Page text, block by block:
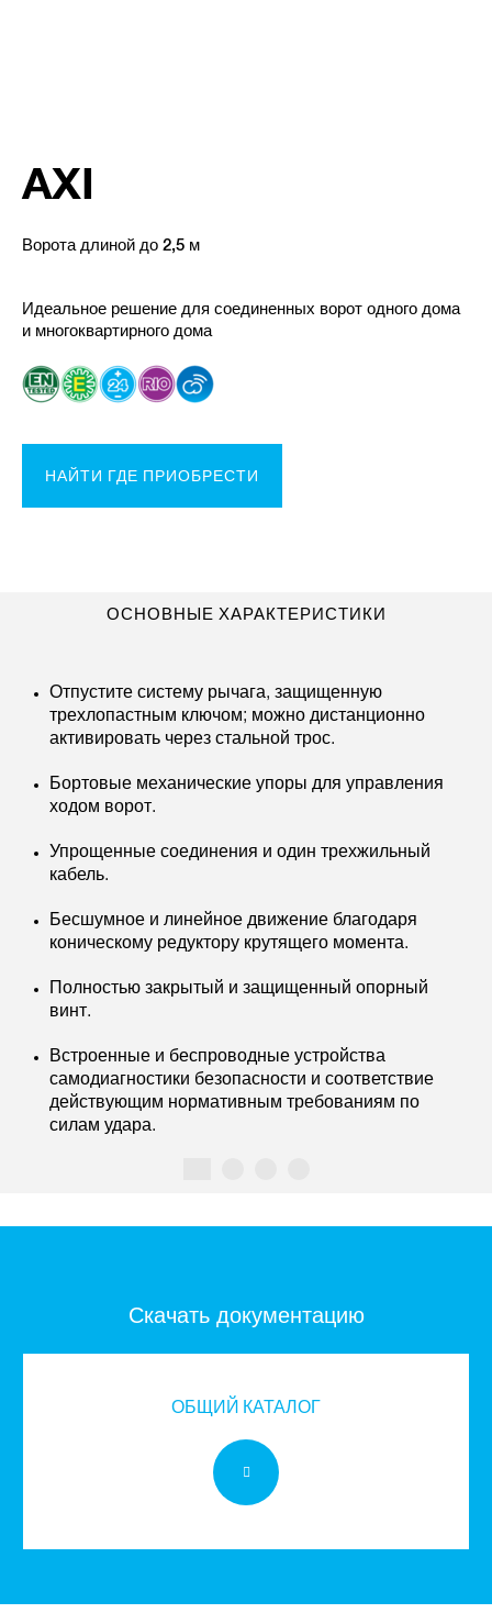
AXI
Ворота длиной до 2,5 м
Идеальное решение для соединенных ворот одного дома
и многоквартирного дома
НАЙТИ ГДЕ ПРИОБРЕСТИ
ОСНОВНЫЕ ХАРАКТЕРИСТИКИ
Отпустите систему рычага, защищенную
трехлопастным ключом; можно дистанционно
активировать через стальной трос.
Бортовые механические упоры для управления
ходом ворот.
Упрощенные соединения и один трехжильный
кабель.
Бесшумное и линейное движение благодаря
коническому редуктору крутящего момента.
Полностью закрытый и защищенный опорный
винт.
Встроенные и беспроводные устройства
самодиагностики безопасности и соответствие
действующим нормативным требованиям по
силам удара.
Скачать документацию
ОБЩИЙ КАТАЛОГ